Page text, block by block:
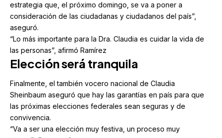
estrategia que, el próximo domingo, se va a poner a
consideración de las ciudadanas y ciudadanos del país”,
aseguró.
“Lo más importante para la Dra. Claudia es cuidar la vida de
las personas”, afirmó Ramírez
Elección será tranquila
Finalmente, el también vocero nacional de Claudia
Sheinbaum aseguró que hay las garantías en país para que
las próximas elecciones federales sean seguras y de
convivencia.
“Va a ser una elección muy festiva, un proceso muy